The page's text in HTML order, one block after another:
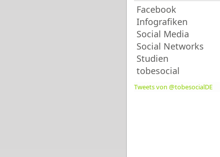
Facebook
Infografiken
Social Media
Social Networks
Studien
tobesocial
Tweets von @tobesocialDE